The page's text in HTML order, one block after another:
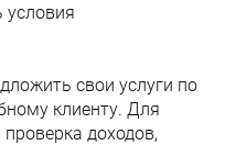
условия
свои услуги по
клиенту. Для
доходов,